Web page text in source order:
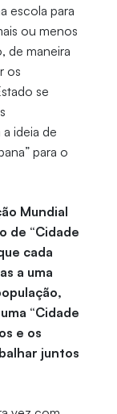
escola para
ou menos
de maneira
os
se
ideia de
para o
Mundial
de “Cidade
cada
a uma
“Cidade
e os
juntos